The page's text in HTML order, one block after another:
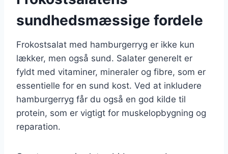
sundhedsmæssige fordele
Frokostsalat med hamburgerryg er ikke kun
lækker, men også sund. Salater generelt er
fyldt med vitaminer, mineraler og fibre, som er
essentielle for en sund kost. Ved at inkludere
hamburgerryg får du også en god kilde til
protein, som er vigtigt for muskelopbygning og
reparation.